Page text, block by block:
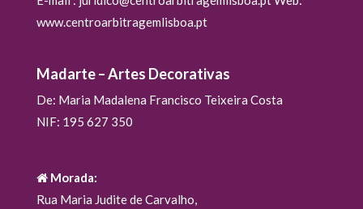
www.centroarbitragemlisboa.pt
Madarte – Artes Decorativas
De: Maria Madalena Francisco Teixeira Costa
NIF: 195 627 350
Morada:
Rua Maria Judite de Carvalho,